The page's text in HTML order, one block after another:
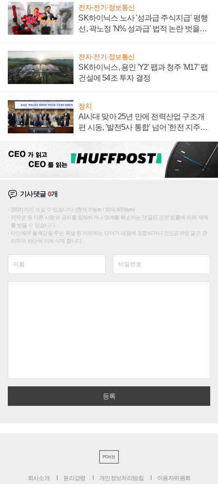
전자·전기·정보통신
SK하이닉스 노사 '성과급 주식지급' 평행
선, 곽노정 'N% 성과급' 법적 논란 벗을지
전자·전기·정보통신
SK하이닉스, 용인 'Y2' 팹과 청주 'M17' 팹
건설에 54조 투자 결정
정치
AI시대 맞아 25년 만에 전력산업 구조개
편 시동, '발전5사 통합' 넘어 '한전 지주사'
기사댓글0개
200자까지 쓰실 수 있습니다. (현재 0 byte / 최대 400byte)
저작권 등 다른 사람의 권리를 침해하거나 명예를 훼손하는 댓글은 관련 법률에 의해 제재
를 받을 수 있습니다.
타인에게 불쾌감을 주는 욕설 등 비하하는 단어가 내용에 포함되거나 인신공격성 글은 관
리자의 판단에 의해 삭제 합니다.
PC버전
회사소개 윤리강령 개인정보처리방침 이용자위원회